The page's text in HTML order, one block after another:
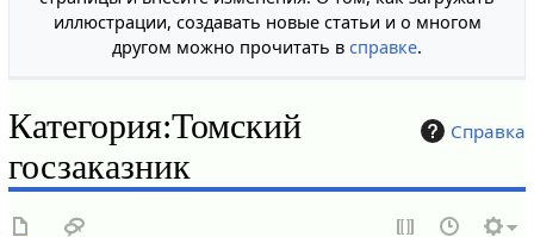
иллюстрации, создавать новые статьи и о многом
другом можно прочитать в справке.
Справка
Категория:Томский
госзаказник